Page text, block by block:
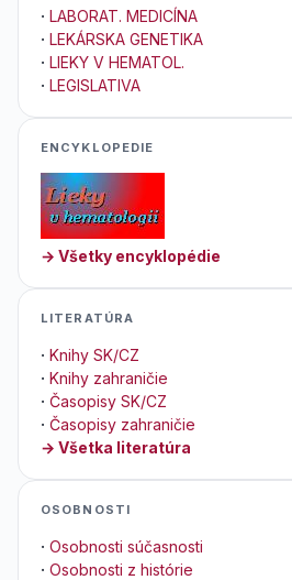
· LABORAT. MEDICÍNA
· LEKÁRSKA GENETIKA
· LIEKY V HEMATOL.
· LEGISLATIVA
ENCYKLOPEDIE
→ Všetky encyklopédie
LITERATÚRA
· Knihy SK/CZ
· Knihy zahraničie
· Časopisy SK/CZ
· Časopisy zahraničie
→ Všetka literatúra
OSOBNOSTI
· Osobnosti súčasnosti
· Osobnosti z histórie